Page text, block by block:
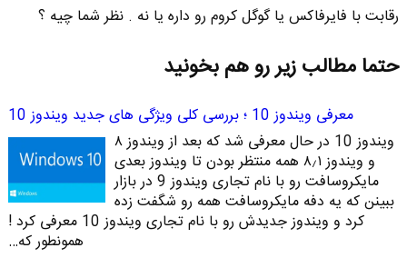
رقابت با فایرفاکس یا گوگل کروم رو داره یا نه . نظر شما چیه ؟
حتما مطالب زیر رو هم بخونید
معرفی ویندوز 10 ؛ بررسی کلی ویژگی های جدید ویندوز 10
ویندوز 10 در حال معرفی شد که بعد از ویندوز ۸
و ویندوز ۸٫۱ همه منتظر بودن تا ویندوز بعدی
مایکروسافت رو با نام تجاری ویندوز 9 در بازار
ببینن که یه دفه مایکروسافت همه رو شگفت زده
کرد و ویندوز جدیدش رو با نام تجاری ویندوز 10 معرفی کرد !
همونطور که…